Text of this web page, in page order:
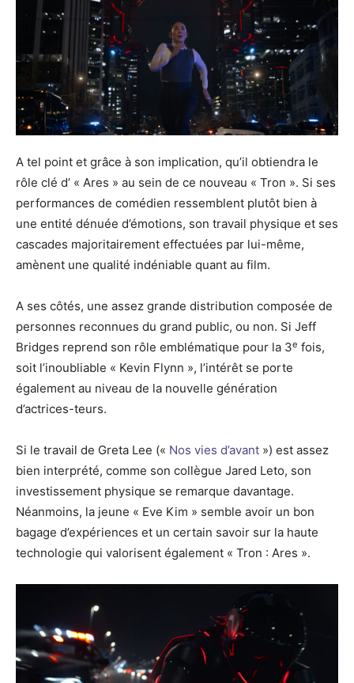
A tel point et grâce à son implication, qu’il obtiendra le
rôle clé d’ « Ares » au sein de ce nouveau « Tron ». Si ses
performances de comédien ressemblent plutôt bien à
une entité dénuée d’émotions, son travail physique et ses
cascades majoritairement effectuées par lui-même,
amènent une qualité indéniable quant au film.
A ses côtés, une assez grande distribution composée de
personnes reconnues du grand public, ou non. Si Jeff
Bridges reprend son rôle emblématique pour la 3e fois,
soit l’inoubliable « Kevin Flynn », l’intérêt se porte
également au niveau de la nouvelle génération
d’actrices-teurs.
Si le travail de Greta Lee (« Nos vies d’avant ») est assez
bien interprété, comme son collègue Jared Leto, son
investissement physique se remarque davantage.
Néanmoins, la jeune « Eve Kim » semble avoir un bon
bagage d’expériences et un certain savoir sur la haute
technologie qui valorisent également « Tron : Ares ».